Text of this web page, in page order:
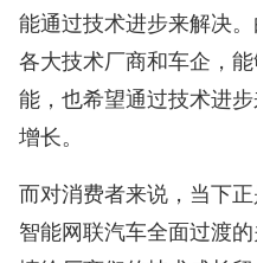
能通过技术进步来解决
各大技术厂商和车企，
能，也希望通过技术进
增长。
而对消费者来说，当下
智能网联汽车全面过渡